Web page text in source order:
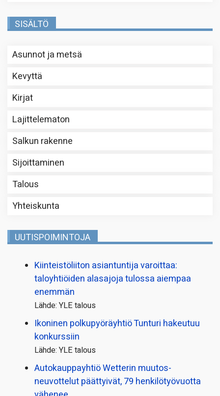
SISÄLTÖ
Asunnot ja metsä
Kevyttä
Kirjat
Lajittelematon
Salkun rakenne
Sijoittaminen
Talous
Yhteiskunta
UUTISPOIMINTOJA
Kiinteistö­liiton asiantuntija varoittaa:
taloyhtiöiden alasajoja tulossa aiempaa
enemmän
Lähde: YLE talous
Ikoninen polkupyörä­yhtiö Tunturi hakeutuu
konkurssiin
Lähde: YLE talous
Autokauppayhtiö Wetterin muutos­
neuvottelut päättyivät, 79 henkilö­työvuotta